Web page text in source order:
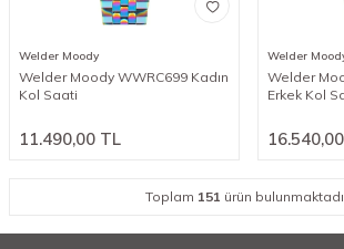
Welder Moody
Welder Moody WWRC699 Kadın
Kol Saati
11.490,00 TL
Welder
Welder
Erkek Kol
16.540,00
Toplam 151 ürün